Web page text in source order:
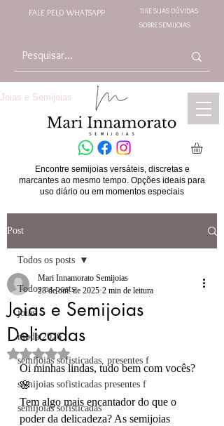
FALE PELO WHATSAPP
TIRE SUAS DÚVIDAS
SOBRE SEMIJOIAS
Joias e Semijoias
Encontre semijoias versáteis, discretas e
marcantes ao mesmo tempo. Opções ideais para
uso diário ou em momentos especiais
Post
Todos os posts
joias
moda 2026
semijoias sofisticadas, presentes f
semijoias sofisticadas presentes f
semijoias sofisticadas
Todos os posts
Joias e Semijoias
Delicadas
Mari Innamorato Semijoias
28 de out. de 2025 2 min de leitura
Avaliado com NaN de 5 estrelas.
Oi minhas lindas, tudo bem com vocês?
🌸
Tem algo mais encantador do que o
poder da delicadeza? As semijoias